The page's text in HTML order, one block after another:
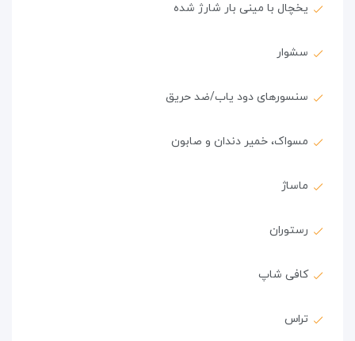
یخچال با مینی بار شارژ شده
سشوار
سنسورهای دود یاب/ضد حریق
مسواک، خمیر دندان و صابون
ماساژ
رستوران
کافی شاپ
تراس